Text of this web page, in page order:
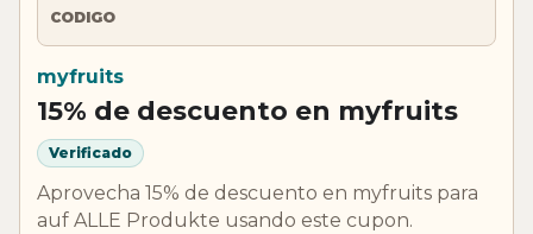
CODIGO
myfruits
15% de descuento en myfruits
Verificado
Aprovecha 15% de descuento en myfruits para
auf ALLE Produkte usando este cupon.